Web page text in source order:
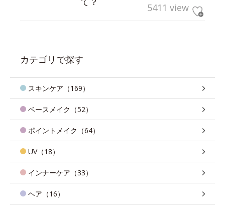
5411 view
カテゴリで探す
スキンケア（169）
ベースメイク（52）
ポイントメイク（64）
UV（18）
インナーケア（33）
ヘア（16）